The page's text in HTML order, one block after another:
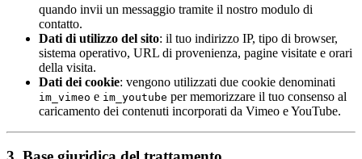
quando invii un messaggio tramite il nostro modulo di
contatto.
Dati di utilizzo del sito: il tuo indirizzo IP, tipo di browser,
sistema operativo, URL di provenienza, pagine visitate e orari
della visita.
Dati dei cookie: vengono utilizzati due cookie denominati
im_vimeo e im_youtube per memorizzare il tuo consenso al
caricamento dei contenuti incorporati da Vimeo e YouTube.